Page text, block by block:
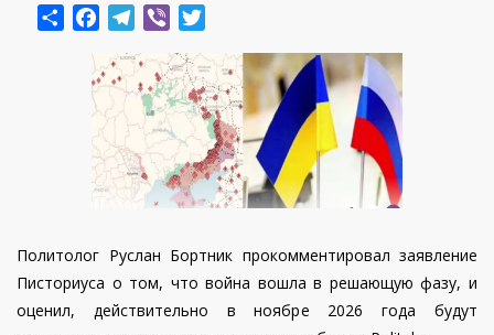
ShareFacebookTelegram
Viber
Политолог Руслан Бортник прокомментировал заявление
Писториуса о том, что война вошла в решающую фазу, и
оценил, действительно в ноябре 2026 года будут